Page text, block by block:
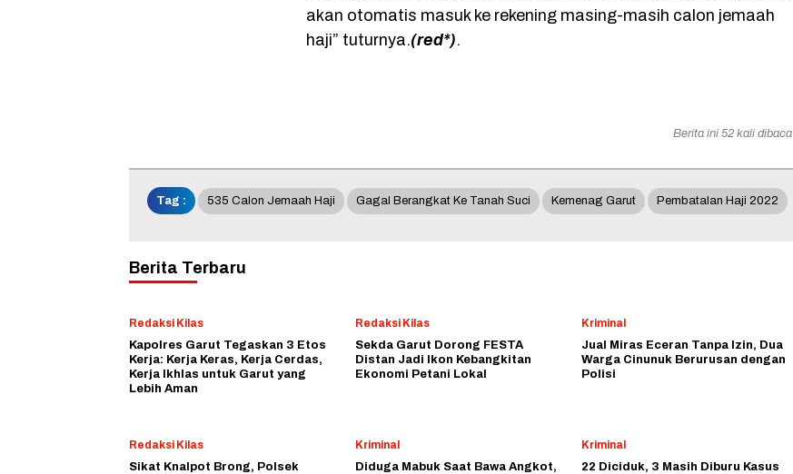
akan otomatis masuk ke rekening masing-masih calon jemaah
haji” tuturnya.(red*).
Berita ini 52 kali dibaca
Tag : 535 Calon Jemaah Haji Gagal Berangkat Ke Tanah Suci Kemenag Garut Pembatalan Haji 2022
Berita Terbaru
Redaksi Kilas
Kapolres Garut Tegaskan 3 Etos
Kerja: Kerja Keras, Kerja Cerdas,
Kerja Ikhlas untuk Garut yang
Lebih Aman
Redaksi Kilas
Sekda Garut Dorong FESTA
Distan Jadi Ikon Kebangkitan
Ekonomi Petani Lokal
Kriminal
Jual Miras Eceran Tanpa Izin, Dua
Warga Cinunuk Berurusan dengan
Polisi
Redaksi Kilas
Sikat Knalpot Brong, Polsek
Kriminal
Diduga Mabuk Saat Bawa Angkot,
Kriminal
22 Diciduk, 3 Masih Diburu Kasus